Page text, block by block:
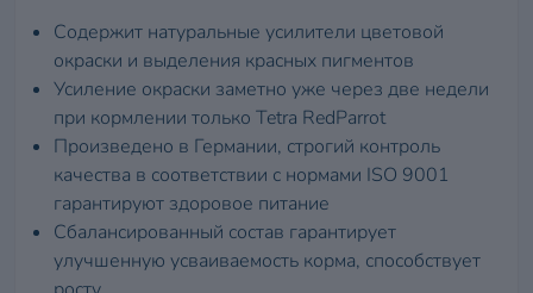
Содержит натуральные усилители цветовой
окраски и выделения красных пигментов
Усиление окраски заметно уже через две недели
при кормлении только Tetra RedParrot
Произведено в Германии, строгий контроль
качества в соответствии с нормами ISO 9001
гарантируют здоровое питание
Сбалансированный состав гарантирует
улучшенную усваиваемость корма, способствует